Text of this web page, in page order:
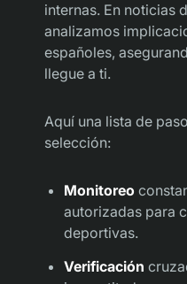
internas. En noticias
analizamos
españoles,
llegue a ti.
Aquí una lista de
selección:
Monitoreo
autorizadas para
deportivas.
Verificación